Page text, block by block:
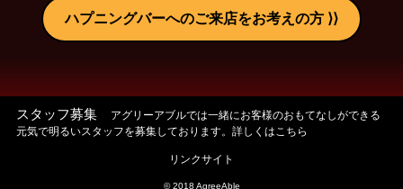
ハプニングバーへのご来店をお考えの方
スタッフ募集
アグリーアブルでは一緒にお客様のおもてなしができる
元気で明るいスタッフを募集しております。詳しくはこちら
リンクサイト
© 2018 AgreeAble